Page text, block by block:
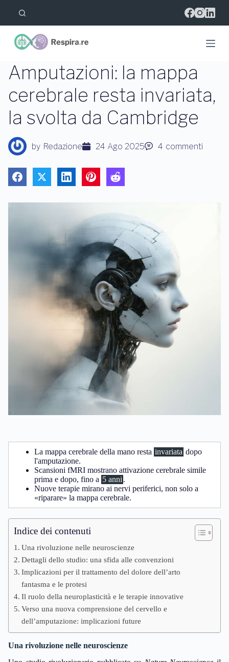
l
c
n
t
e
n
t
o
Amputazioni: la mappa
cerebrale resta invariata,
la svolta da Cambridge
by Redazione 24 Ago 2025 4 commenti
La mappa cerebrale della mano resta invariata dopo
l'amputazione.
Scansioni fMRI mostrano attivazione cerebrale simile
prima e dopo, fino a 5 anni .
Nuove terapie mirano ai nervi periferici, non solo a
«riparare» la mappa cerebrale.
Indice dei contenuti
Una rivoluzione nelle neuroscienze
Dettagli dello studio: una sfida alle convenzioni
Implicazioni per il trattamento del dolore dell’arto
fantasma e le protesi
Il ruolo della neuroplasticità e le terapie innovative
Verso una nuova comprensione del cervello e
dell’amputazione: implicazioni future
Una rivoluzione nelle neuroscienze